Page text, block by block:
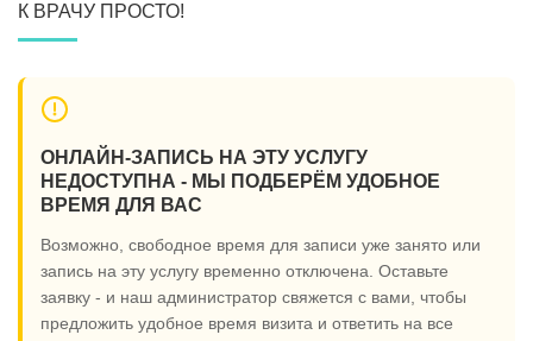
К ВРАЧУ ПРОСТО!
ОНЛАЙН-ЗАПИСЬ НА ЭТУ УСЛУГУ
НЕДОСТУПНА - МЫ ПОДБЕРЁМ УДОБНОЕ
ВРЕМЯ ДЛЯ ВАС
Возможно, свободное время для записи уже занято или
запись на эту услугу временно отключена. Оставьте
заявку - и наш администратор свяжется с вами, чтобы
предложить удобное время визита и ответить на все